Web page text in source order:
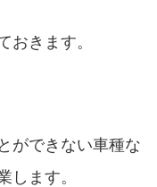
おきます。
ができない車種な
します。